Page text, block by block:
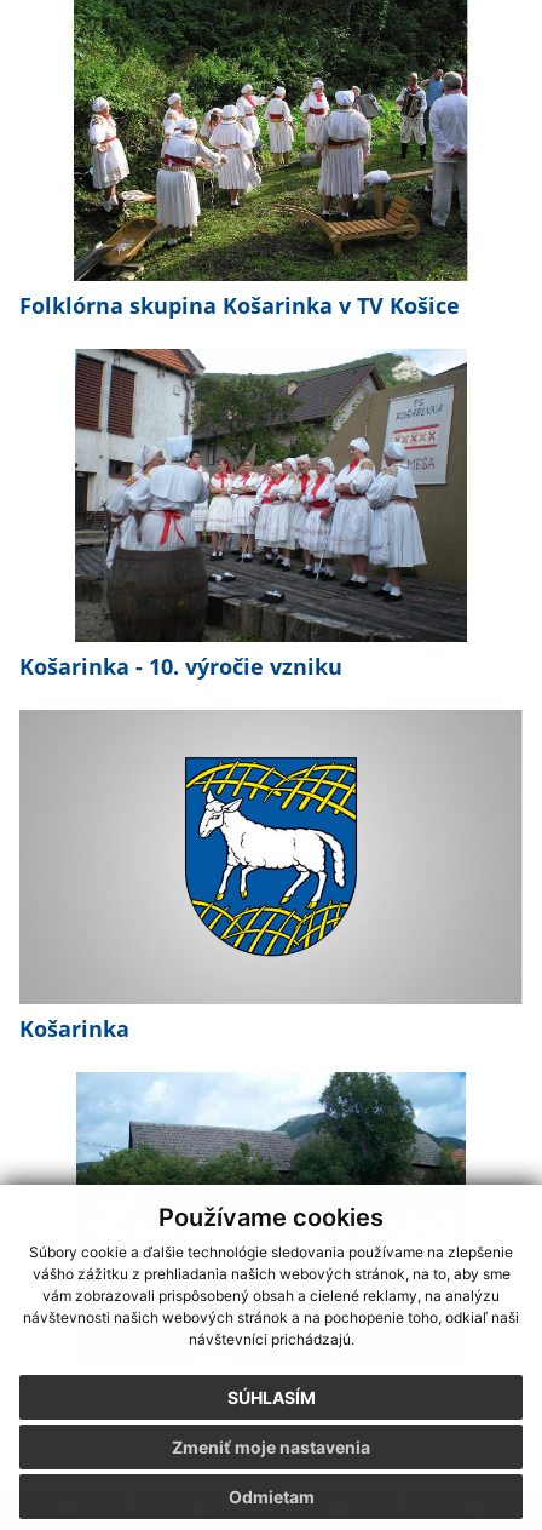
Používame cookies
Súbory cookie a ďalšie technológie sledovania používame na zlepšenie
vášho zážitku z prehliadania našich webových stránok, na to, aby sme
vám zobrazovali prispôsobený obsah a cielené reklamy, na analýzu
návštevnosti našich webových stránok a na pochopenie toho, odkiaľ naši
návštevníci prichádzajú.
SÚHLASÍM
Odmietam
Zmeniť moje nastavenia
Folklórna skupina Košarinka v TV Košice
Košarinka - 10. výročie vzniku
Košarinka
Kultúra - skupina Košarinka